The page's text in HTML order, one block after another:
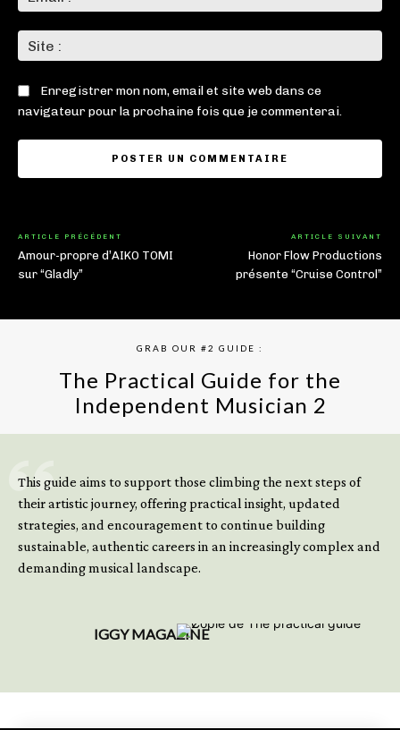
:*
:
Enregistrer mon nom, email et site web dans ce
navigateur pour la prochaine fois que je commenterai.
ARTICLE PRÉCÉDENT
Amour-propre d’AIKO TOMI
sur “Gladly”
ARTICLE SUIVANT
Honor Flow Productions
présente “Cruise Control”
GRAB OUR #2 GUIDE :
The Practical Guide for the
Independent Musician 2
This guide aims to support those climbing the next steps of
their artistic journey, offering practical insight, updated
strategies, and encouragement to continue building
sustainable, authentic careers in an increasingly complex and
demanding musical landscape.
IGGY MAGAZINE